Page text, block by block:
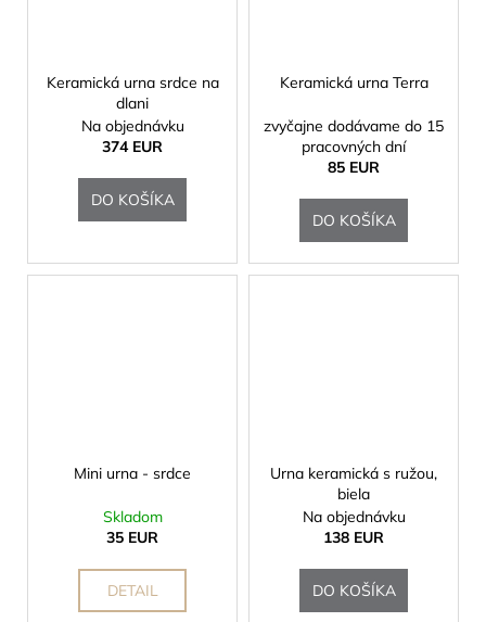
Keramická urna srdce na
dlani
Na objednávku
374 EUR
DO KOŠÍKA
Keramická urna Terra
zvyčajne dodávame do 15
pracovných dní
85 EUR
DO KOŠÍKA
Mini urna - srdce
Skladom
35 EUR
DETAIL
Urna keramická s ružou,
biela
Na objednávku
138 EUR
DO KOŠÍKA